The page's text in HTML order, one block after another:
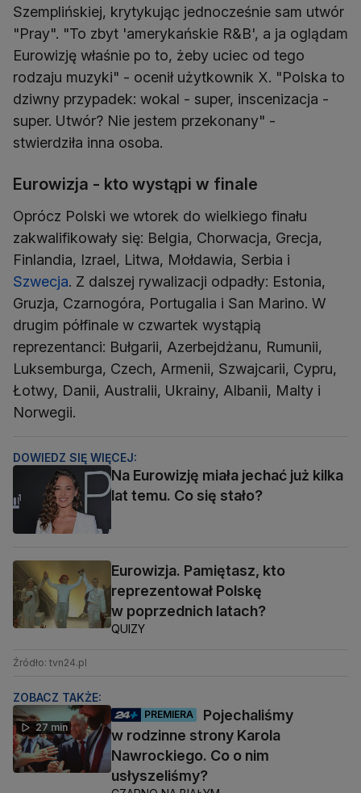
Szemplińskiej, krytykując jednocześnie sam utwór
"Pray". "To zbyt 'amerykańskie R&B', a ja oglądam
Eurowizję właśnie po to, żeby uciec od tego
rodzaju muzyki" - ocenił użytkownik X. "Polska to
dziwny przypadek: wokal - super, inscenizacja -
super. Utwór? Nie jestem przekonany" -
stwierdziła inna osoba.
Eurowizja - kto wystąpi w finale
Oprócz Polski we wtorek do wielkiego finału
zakwalifikowały się: Belgia, Chorwacja, Grecja,
Finlandia, Izrael, Litwa, Mołdawia, Serbia i
Szwecja. Z dalszej rywalizacji odpadły: Estonia,
Gruzja, Czarnogóra, Portugalia i San Marino. W
drugim półfinale w czwartek wystąpią
reprezentanci: Bułgarii, Azerbejdżanu, Rumunii,
Luksemburga, Czech, Armenii, Szwajcarii, Cypru,
Łotwy, Danii, Australii, Ukrainy, Albanii, Malty i
Norwegii.
DOWIEDZ SIĘ WIĘCEJ:
Na Eurowizję miała jechać już kilka
lat temu. Co się stało?
Eurowizja. Pamiętasz, kto
reprezentował Polskę
w poprzednich latach?
QUIZY
Źródło: tvn24.pl
ZOBACZ TAKŻE:
27 min
PREMIERA
Pojechaliśmy
w rodzinne strony Karola
Nawrockiego. Co o nim
usłyszeliśmy?